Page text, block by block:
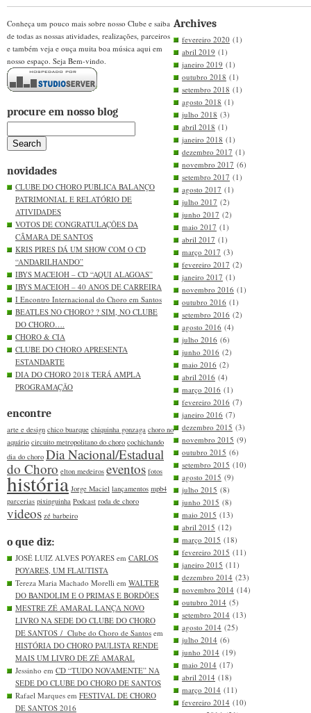
Conheça um pouco mais sobre nosso Clube e saiba
de todas as nossas atividades, realizações, parceiros
e também veja e ouça muita boa música aqui em
nosso espaço. Seja Bem-vindo.
procure em nosso blog
novidades
CLUBE DO CHORO PUBLICA BALANÇO
PATRIMONIAL E RELATÓRIO DE
ATIVIDADES
VOTOS DE CONGRATULAÇÕES DA
CÂMARA DE SANTOS
KRIS PIRES DÁ UM SHOW COM O CD
“ANDARILHANDO”
IBYS MACEIOH – CD “AQUI ALAGOAS”
IBYS MACEIOH – 40 ANOS DE CARREIRA
I Encontro Internacional do Choro em Santos
BEATLES NO CHORO? ? SIM, NO CLUBE
DO CHORO….
CHORO & CIA
CLUBE DO CHORO APRESENTA
ESTANDARTE
DIA DO CHORO 2018 TERÁ AMPLA
PROGRAMAÇÃO
encontre
arte e design chico buarque chiquinha gonzaga choro no
aquário circuito metropolitano do choro cochichando
dia do choro Dia Nacional/Estadual
do Choro elton medeiros eventos fotos
história Jorge Maciel lançamentos mpb4
parcerias pixinguinha Podcast roda de choro
videos zé barbeiro
o que diz:
JOSÉ LUIZ ALVES POYARES em CARLOS
POYARES, UM FLAUTISTA
Tereza Maria Machado Morelli em WALTER
DO BANDOLIM E O PRIMAS E BORDÕES
MESTRE ZÉ AMARAL LANÇA NOVO
LIVRO NA SEDE DO CLUBE DO CHORO
DE SANTOS / Clube do Choro de Santos em
HISTÓRIA DO CHORO PAULISTA RENDE
MAIS UM LIVRO DE ZÉ AMARAL
Jessinho em CD “TUDO NOVAMENTE” NA
SEDE DO CLUBE DO CHORO DE SANTOS
Rafael Marques em FESTIVAL DE CHORO
DE SANTOS 2016
Archives
fevereiro 2020 (1)
abril 2019 (1)
janeiro 2019 (1)
outubro 2018 (1)
setembro 2018 (1)
agosto 2018 (1)
julho 2018 (3)
abril 2018 (1)
janeiro 2018 (1)
dezembro 2017 (1)
novembro 2017 (6)
setembro 2017 (1)
agosto 2017 (1)
julho 2017 (2)
junho 2017 (2)
maio 2017 (1)
abril 2017 (1)
março 2017 (3)
fevereiro 2017 (2)
janeiro 2017 (1)
novembro 2016 (1)
outubro 2016 (1)
setembro 2016 (2)
agosto 2016 (4)
julho 2016 (6)
junho 2016 (2)
maio 2016 (2)
abril 2016 (4)
março 2016 (1)
fevereiro 2016 (7)
janeiro 2016 (7)
dezembro 2015 (3)
novembro 2015 (9)
outubro 2015 (6)
setembro 2015 (10)
agosto 2015 (9)
julho 2015 (8)
junho 2015 (8)
maio 2015 (13)
abril 2015 (12)
março 2015 (18)
fevereiro 2015 (11)
janeiro 2015 (11)
dezembro 2014 (23)
novembro 2014 (14)
outubro 2014 (5)
setembro 2014 (13)
agosto 2014 (25)
julho 2014 (6)
junho 2014 (19)
maio 2014 (17)
abril 2014 (18)
março 2014 (11)
fevereiro 2014 (10)